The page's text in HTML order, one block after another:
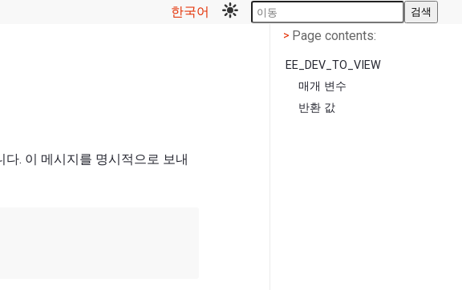
한국어 검색
. 이 메시지를 명시적으로 보내
< Page contents
> Page contents:
EE_DEV_TO_VIEW
매개 변수
반환 값